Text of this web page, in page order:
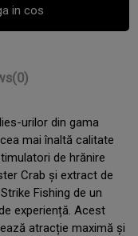
in cos
(0)
urilor din gama
mai înaltă calitate
de hrănire
Crab și extract de
Fishing de un
experiență. Acest
atracție maximă și